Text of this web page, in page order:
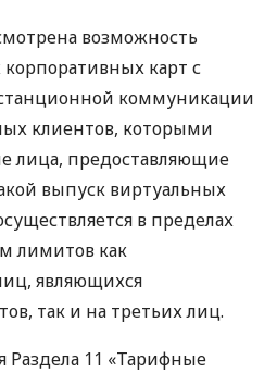
возможность
карт с
коммуникации
клиентов, которыми
лица, предоставляющие
выпуск виртуальных
в пределах
лимитов как
являющихся
так и на третьих лиц.
11 «Тарифные